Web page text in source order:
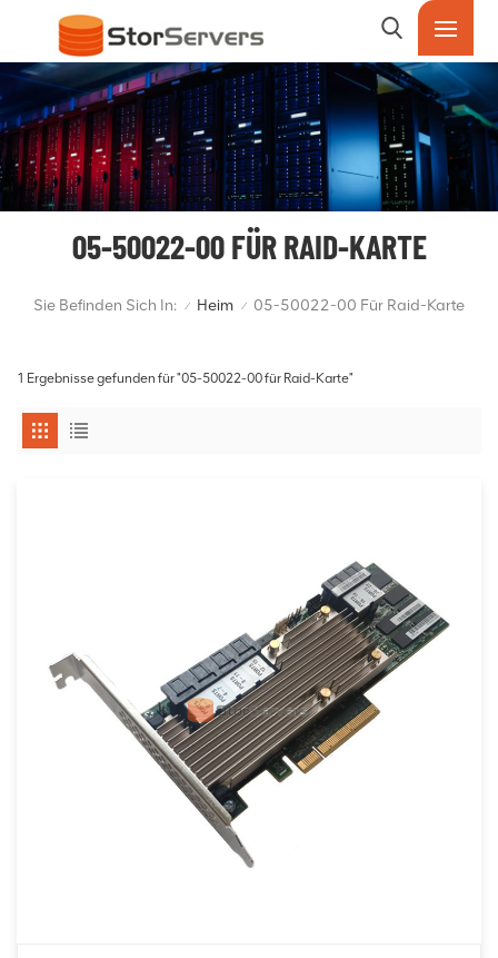
05-50022-00 FÜR RAID-KARTE
Sie Befinden Sich In: / Heim / 05-50022-00 Für Raid-Karte
1 Ergebnisse gefunden für "05-50022-00 für Raid-Karte"